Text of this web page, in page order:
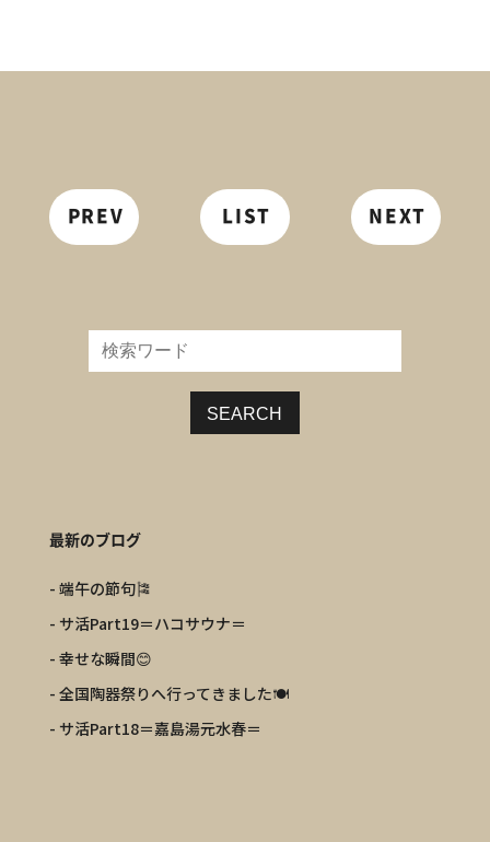
SEARCH
最新のブログ
- 端午の節句🎏
- サ活Part19＝ハコサウナ＝
- 幸せな瞬間😊
- 全国陶器祭りへ行ってきました🍽️
- サ活Part18＝嘉島湯元水春＝
PREV LIST NEXT